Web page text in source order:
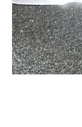
ni afecta los
Tubo de
redondeada.
Diámetro
exterior 0.7mm,